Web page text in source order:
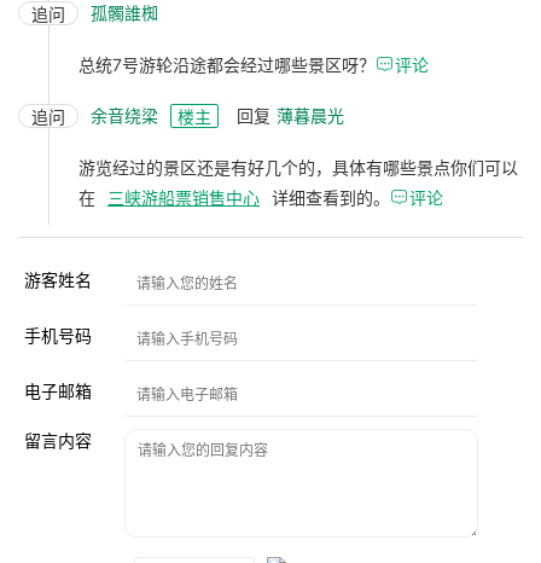
追问 孤髑誰椥
总统7号游轮沿途都会经过哪些景区呀？ 评论
追问 余音绕梁 楼主 回复 薄暮晨光
游览经过的景区还是有好几个的，具体有哪些景点你们可以
在
三峡游船票销售中心 详细查看到的。 评论
游客姓名
手机号码
电子邮箱
留言内容